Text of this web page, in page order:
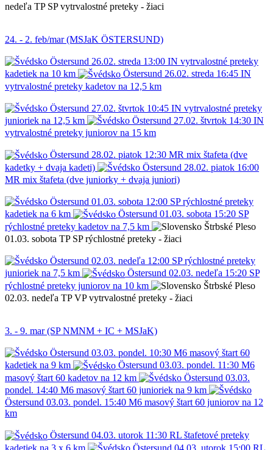
nedeľa TP SP vytrvalostné preteky - žiaci
24. - 2. feb/mar (MSJaK ÖSTERSUND)
Östersund 26.02. streda 13:00 IN vytrvalostné preteky
kadetiek na 10 km
Östersund 26.02. streda 16:45 IN
vytrvalostné preteky kadetov na 12,5 km
Östersund 27.02. štvrtok 10:45 IN vytrvalostné preteky
junioriek na 12,5 km
Östersund 27.02. štvrtok 14:30 IN
vytrvalostné preteky juniorov na 15 km
Östersund 28.02. piatok 12:30 MR mix štafeta (dve
kadetky + dvaja kadeti)
Östersund 28.02. piatok 16:00
MR mix štafeta (dve juniorky + dvaja juniori)
Östersund 01.03. sobota 12:00 SP rýchlostné preteky
kadetiek na 6 km
Östersund 01.03. sobota 15:20 SP
rýchlostné preteky kadetov na 7,5 km
Štrbské Pleso
01.03. sobota TP SP rýchlostné preteky - žiaci
Östersund 02.03. nedeľa 12:00 SP rýchlostné preteky
junioriek na 7,5 km
Östersund 02.03. nedeľa 15:20 SP
rýchlostné preteky juniorov na 10 km
Štrbské Pleso
02.03. nedeľa TP VP vytrvalostné preteky - žiaci
3. - 9. mar (SP NMNM + IC + MSJaK)
Östersund 03.03. pondel. 10:30 M6 masový štart 60
kadetiek na 9 km
Östersund 03.03. pondel. 11:30 M6
masový štart 60 kadetov na 12 km
Östersund 03.03.
pondel. 14:40 M6 masový štart 60 junioriek na 9 km
Östersund 03.03. pondel. 15:40 M6 masový štart 60 juniorov na 12
km
Östersund 04.03. utorok 11:30 RL štafetové preteky
kadetiek na 3 x 6 km
Östersund 04.03. utorok 15:00 RL